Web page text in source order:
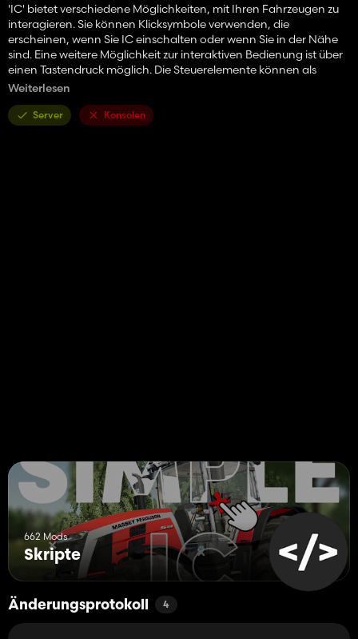
'IC' bietet verschiedene Möglichkeiten, mit Ihren Fahrzeugen zu
interagieren. Sie können Klicksymbole verwenden, die
erscheinen, wenn Sie IC einschalten oder wenn Sie in der Nähe
sind. Eine weitere Möglichkeit zur interaktiven Bedienung ist über
einen Tastendruck möglich. Die Steuerelemente können als
Schalter oder zum Erzwingen eines Zustands verwendet werden.
außerhalb eines Fahrzeugs möglich.
Weiterlesen
Server Konsolen
662 Mods
Skripte
Änderungsprotokoll 4